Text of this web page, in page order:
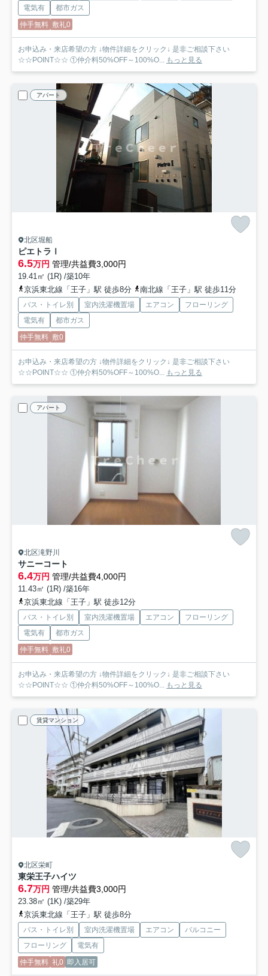
電気有
都市ガス
仲手無料 敷礼0
お申込み・来店希望の方 ↓物件詳細をクリック↓ 是非ご相談下さい
☆☆POINT☆☆ ①仲介料50%OFF～100%O...
もっと見る
アパート
北区堀船
ピエトラⅠ
6.5万円 管理/共益費3,000円
19.41㎡ (1R) /築10年
京浜東北線「王子」駅 徒歩8分
南北線「王子」駅 徒歩11分
バス・トイレ別 室内洗濯機置場 エアコン
フローリング
電気有
都市ガス
仲手無料 敷0
お申込み・来店希望の方 ↓物件詳細をクリック↓ 是非ご相談下さい
☆☆POINT☆☆ ①仲介料50%OFF～100%O...
もっと見る
アパート
北区滝野川
サニーコート
6.4万円 管理/共益費4,000円
11.43㎡ (1R) /築16年
京浜東北線「王子」駅 徒歩12分
バス・トイレ別 室内洗濯機置場 エアコン
フローリング
電気有
都市ガス
仲手無料 敷礼0
お申込み・来店希望の方 ↓物件詳細をクリック↓ 是非ご相談下さい
☆☆POINT☆☆ ①仲介料50%OFF～100%O...
もっと見る
賃貸マンション
北区栄町
東栄王子ハイツ
6.7万円 管理/共益費3,000円
23.38㎡ (1K) /築29年
京浜東北線「王子」駅 徒歩8分
バス・トイレ別 室内洗濯機置場 エアコン
バルコニー
フローリング
電気有
仲手無料 礼0 即入居可